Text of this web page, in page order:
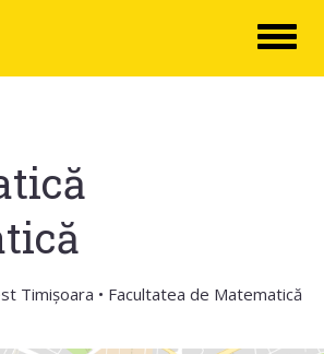
Timișoara • Facultatea de Matematică